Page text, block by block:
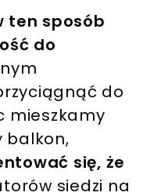
ten sposób
do
do
mieszkamy
balkon,
się, że
siedzi na